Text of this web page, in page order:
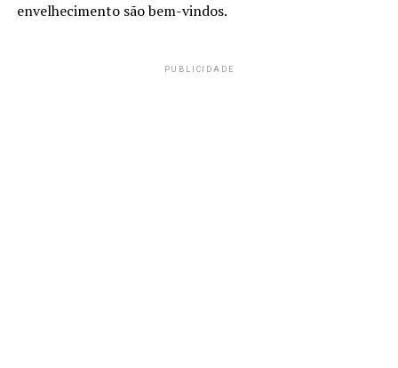
envelhecimento são bem-vindos.
PUBLICIDADE